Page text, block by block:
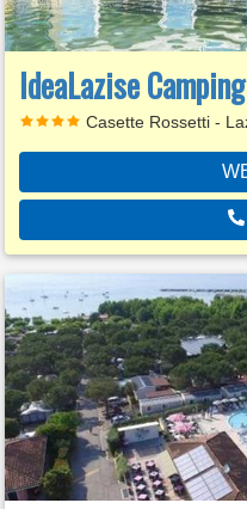
IdeaLazise
Casette Rossetti -